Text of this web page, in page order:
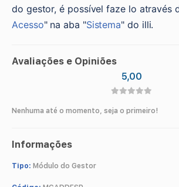
do gestor, é possível faze lo através
Acesso" na aba "Sistema" do illi.
Avaliações e Opiniões
5,00
Nenhuma até o momento, seja o primeiro!
Informações
Tipo: Módulo do Gestor